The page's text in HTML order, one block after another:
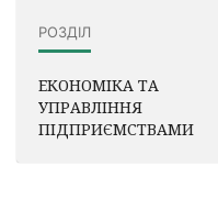
РОЗДІЛ
ЕКОНОМІКА ТА
УПРАВЛІННЯ
ПІДПРИЄМСТВАМИ